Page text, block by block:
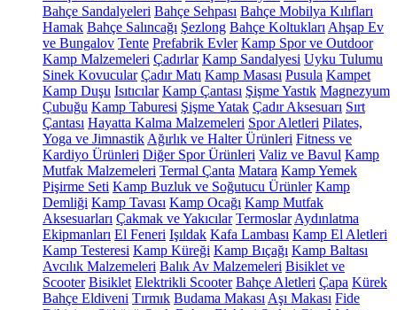
Bahçe Sandalyeleri Bahçe Sehpası Bahçe Mobilya Kılıfları
Hamak Bahçe Salıncağı Şezlong Bahçe Koltukları Ahşap Ev
ve Bungalov Tente Prefabrik Evler Kamp Spor ve Outdoor
Kamp Malzemeleri Çadırlar Kamp Sandalyesi Uyku Tulumu
Sinek Kovucular Çadır Matı Kamp Masası Pusula Kampet
Kamp Duşu Isıtıcılar Kamp Çantası Şişme Yastık Magnezyum
Çubuğu Kamp Taburesi Şişme Yatak Çadır Aksesuarı Sırt
Çantası Hayatta Kalma Malzemeleri Spor Aletleri Pilates,
Yoga ve Jimnastik Ağırlık ve Halter Ürünleri Fitness ve
Kardiyo Ürünleri Diğer Spor Ürünleri Valiz ve Bavul Kamp
Mutfak Malzemeleri Termal Çanta Matara Kamp Yemek
Pişirme Seti Kamp Buzluk ve Soğutucu Ürünler Kamp
Demliği Kamp Tavası Kamp Ocağı Kamp Mutfak
Aksesuarları Çakmak ve Yakıcılar Termoslar Aydınlatma
Ekipmanları El Feneri Işıldak Kafa Lambası Kamp El Aletleri
Kamp Testeresi Kamp Küreği Kamp Bıçağı Kamp Baltası
Avcılık Malzemeleri Balık Av Malzemeleri Bisiklet ve
Scooter Bisiklet Elektrikli Scooter Bahçe Aletleri Çapa Kürek
Bahçe Eldiveni Tırmık Budama Makası Aşı Makası Fide